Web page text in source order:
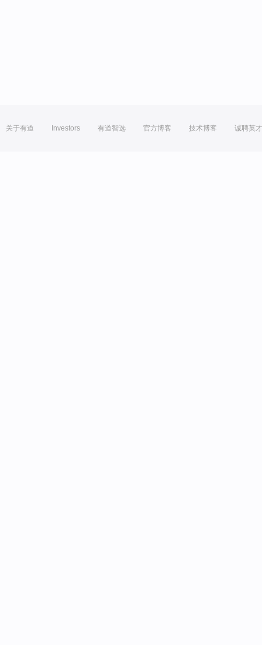
关于有道 Investors 有道智选 官方博客 技术博客 诚聘英才